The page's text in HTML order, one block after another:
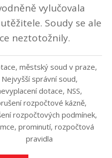
vylučovala
Soudy se ale
neztotožnily.
, městský soud v praze,
Nejvyšší správní soud,
dotace, NSS,
rozpočtové kázně,
rozpočtových podmínek,
, prominutí, rozpočtová
pravidla